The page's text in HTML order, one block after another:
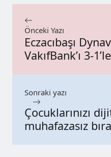
Önceki Yazı
Eczacıbaşı
VakıfBank’ı 3-
Sonraki yazı
Çocuklarınızı
muhafazasız